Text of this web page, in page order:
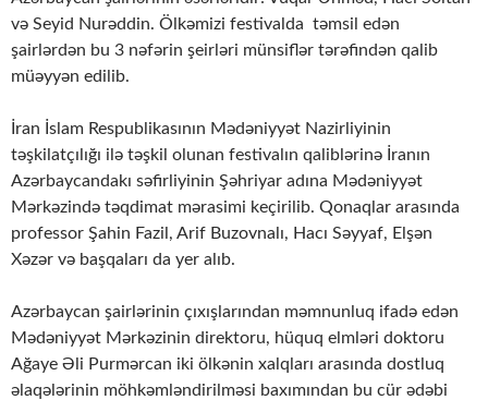
və Seyid Nurəddin. Ölkəmizi festivalda təmsil edən
şairlərdən bu 3 nəfərin şeirləri münsiflər tərəfindən qalib
müəyyən edilib.
İran İslam Respublikasının Mədəniyyət Nazirliyinin
təşkilatçılığı ilə təşkil olunan festivalın qaliblərinə İranın
Azərbaycandakı səfirliyinin Şəhriyar adına Mədəniyyət
Mərkəzində təqdimat mərasimi keçirilib. Qonaqlar arasında
professor Şahin Fazil, Arif Buzovnalı, Hacı Səyyaf, Elşən
Xəzər və başqaları da yer alıb.
Azərbaycan şairlərinin çıxışlarından məmnunluq ifadə edən
Mədəniyyət Mərkəzinin direktoru, hüquq elmləri doktoru
Ağaye Əli Purmərcan iki ölkənin xalqları arasında dostluq
əlaqələrinin möhkəmləndirilməsi baxımından bu cür ədəbi